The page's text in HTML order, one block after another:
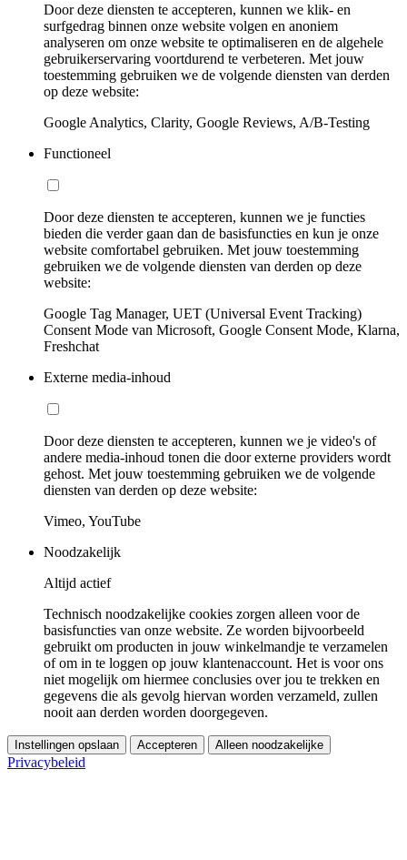
Door deze diensten te accepteren, kunnen we klik- en
surfgedrag binnen onze website volgen en anoniem
analyseren om onze website te optimaliseren en de algehele
gebruikerservaring voortdurend te verbeteren. Met jouw
toestemming gebruiken we de volgende diensten van derden
op deze website:
Google Analytics, Clarity, Google Reviews, A/B-Testing
Functioneel
Door deze diensten te accepteren, kunnen we je functies
bieden die verder gaan dan de basisfuncties en kun je onze
website comfortabel gebruiken. Met jouw toestemming
gebruiken we de volgende diensten van derden op deze
website:
Google Tag Manager, UET (Universal Event Tracking)
Consent Mode van Microsoft, Google Consent Mode, Klarna,
Freshchat
Externe media-inhoud
Door deze diensten te accepteren, kunnen we je video's of
andere media-inhoud tonen die door externe providers wordt
gehost. Met jouw toestemming gebruiken we de volgende
diensten van derden op deze website:
Vimeo, YouTube
Noodzakelijk
Altijd actief
Technisch noodzakelijke cookies zorgen alleen voor de
basisfuncties van onze website. Ze worden bijvoorbeeld
gebruikt om producten in jouw winkelmandje te verzamelen
of om in te loggen op jouw klantenaccount. Het is voor ons
niet mogelijk om hiermee conclusies over jou te trekken en
gegevens die als gevolg hiervan worden verzameld, zullen
nooit aan derden worden doorgegeven.
Instellingen opslaan Accepteren Alleen noodzakelijke
Privacybeleid